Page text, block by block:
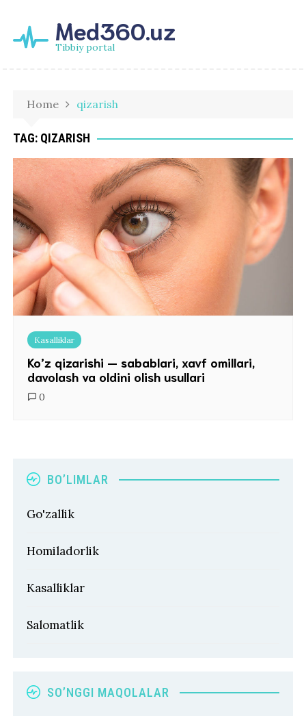
Med360.uz
Tibbiy portal
Home qizarish
TAG: QIZARISH
Kasalliklar
Ko’z qizarishi — sabablari, xavf omillari,
davolash va oldini olish usullari
0
BO’LIMLAR
Go'zallik
Homiladorlik
Kasalliklar
Salomatlik
SO’NGGI MAQOLALAR